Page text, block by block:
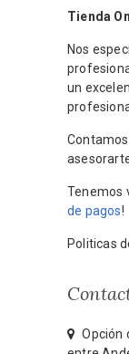
Tienda
Nos
un
Tenemos
de pagos!
Politicas
Opción